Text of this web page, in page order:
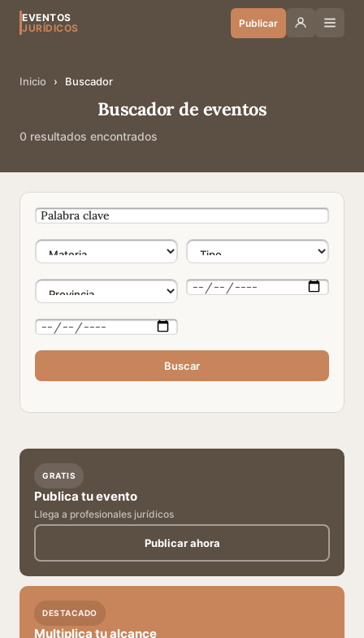
EVENTOS
JURÍDICOS
Publicar
Inicio › Buscador
Buscador de eventos
0 resultados encontrados
Buscar
GRATIS
Publica tu evento
Llega a profesionales jurídicos
Publicar ahora
DESTACADO
Multiplica tu alcance